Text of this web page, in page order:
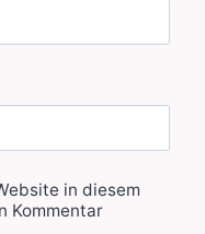
in diesem
Kommentar